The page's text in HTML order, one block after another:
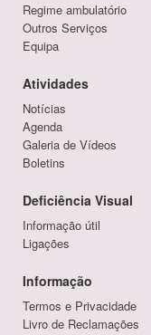
Regime ambulatório
Outros Serviços
Equipa
Atividades
Notícias
Agenda
Galeria de Vídeos
Boletins
Deficiência Visual
Informação útil
Ligações
Informação
Termos e Privacidade
Livro de Reclamações